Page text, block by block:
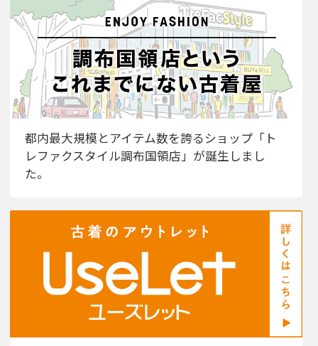
都内最大規模とアイテム数を誇るショップ「ト
レファクスタイル調布国領店」が誕生しまし
た。